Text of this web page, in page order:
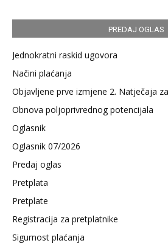
PREDAJ OGLAS
Jednokratni raskid ugovora
Načini plaćanja
Objavljene prve izmjene 2. Natječaja
Obnova poljoprivrednog potencijala
Oglasnik
Oglasnik 07/2026
Predaj oglas
Pretplata
Pretplate
Registracija za pretplatnike
Sigurnost plaćanja